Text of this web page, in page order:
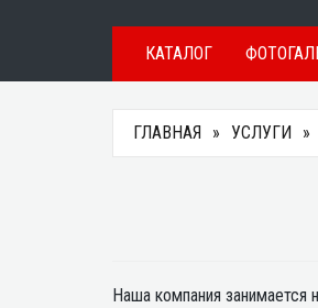
КАТАЛОГ
ГЛАВНАЯ УСЛУГИ
Наша компания занимается